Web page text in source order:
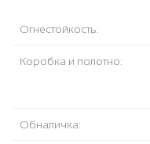
Огнестойкость:
Коробка и полотно:
Обналичка: